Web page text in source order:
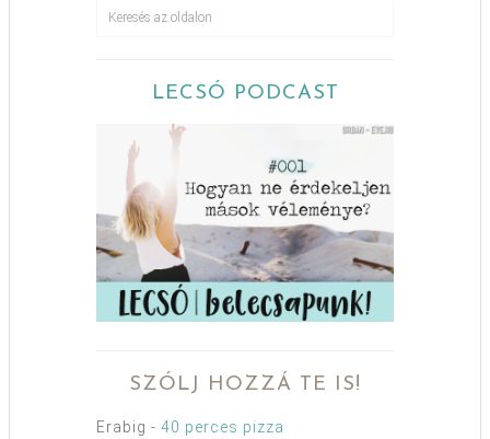
LECSÓ PODCAST
SZÓLJ HOZZÁ TE IS!
Erabig - 40 perces pizza